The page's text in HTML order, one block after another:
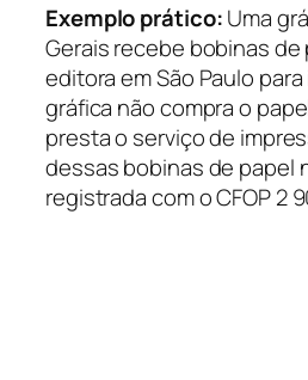
Exemplo prático:Uma
Gerais recebe bobinas de
editora em São Paulo
gráfica não compra o
presta o serviço de
dessas bobinas de papel
registrada com o CFOP 2